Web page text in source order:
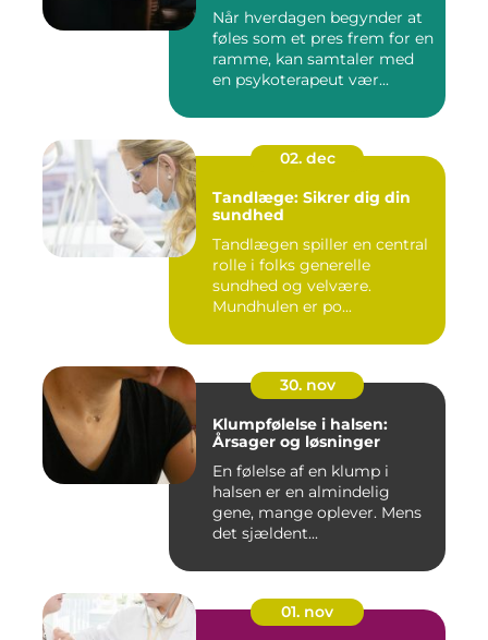
Når hverdagen begynder at
føles som et pres frem for en
ramme, kan samtaler med
en psykoterapeut vær...
02. dec
Tandlæge: Sikrer dig din
sundhed
Tandlægen spiller en central
rolle i folks generelle
sundhed og velvære.
Mundhulen er po...
30. nov
Klumpfølelse i halsen:
Årsager og løsninger
En følelse af en klump i
halsen er en almindelig
gene, mange oplever. Mens
det sjældent...
01. nov